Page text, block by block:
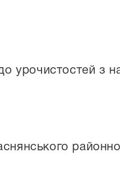
урочистостей з